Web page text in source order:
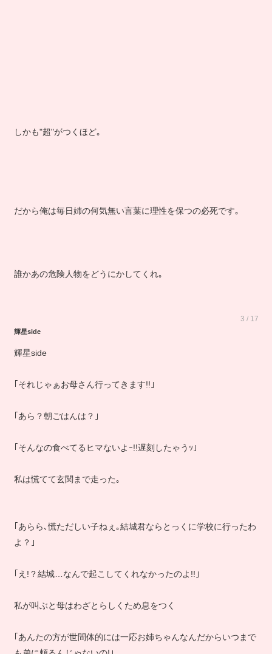
しかも"超"がつくほど｡
だから俺は毎日姉の何気無い言葉に理性を保つの必死です｡
誰かあの危険人物をどうにかしてくれ｡
3 / 17
輝星side
輝星side
｢それじゃぁお母さん行ってきます!!｣
｢あら？朝ごはんは？｣
｢そんなの食べてるヒマないよｰ!!遅刻したゃうｯ｣
私は慌てて玄関まで走った｡
｢あらら､慌ただしい子ねぇ｡結城君ならとっくに学校に行ったわ
よ？｣
｢え!？結城…なんで起こしてくれなかったのよ!!｣
私が叫ぶと母はわざとらしくため息をつく
｢あんたの方が世間体的には一応お姉ちゃんなんだからいつまで